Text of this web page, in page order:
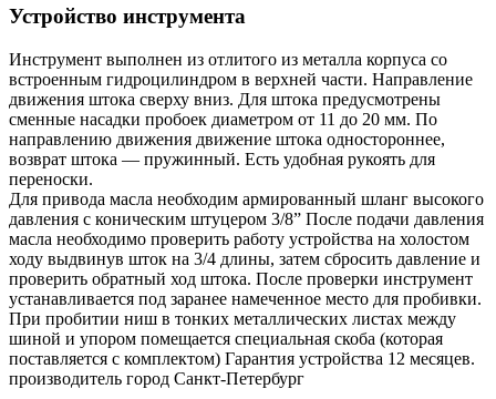
Устройство инструмента
Инструмент выполнен из отлитого из металла корпуса со
встроенным гидроцилиндром в верхней части. Направление
движения штока сверху вниз. Для штока предусмотрены
сменные насадки пробоек диаметром от 11 до 20 мм. По
направлению движения движение штока одностороннее,
возврат штока — пружинный. Есть удобная рукоять для
переноски.
Для привода масла необходим армированный шланг высокого
давления с коническим штуцером 3/8” После подачи давления
масла необходимо проверить работу устройства на холостом
ходу выдвинув шток на 3/4 длины, затем сбросить давление и
проверить обратный ход штока. После проверки инструмент
устанавливается под заранее намеченное место для пробивки.
При пробитии ниш в тонких металлических листах между
шиной и упором помещается специальная скоба (которая
поставляется с комплектом) Гарантия устройства 12 месяцев.
производитель город Санкт-Петербург